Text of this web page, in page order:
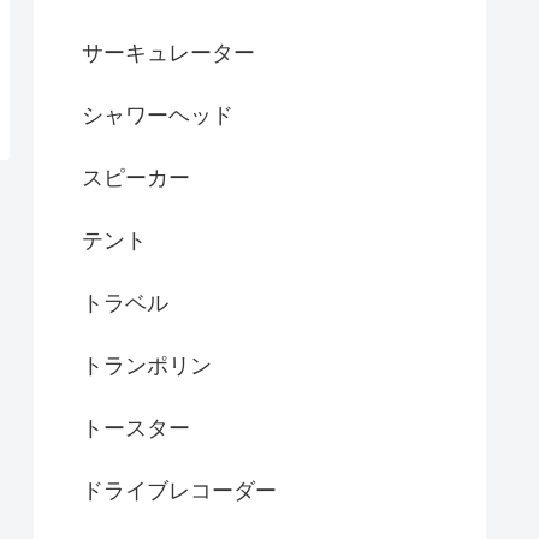
サーキュレーター
シャワーヘッド
スピーカー
テント
トラベル
トランポリン
トースター
ドライブレコーダー